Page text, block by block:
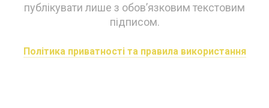
публікувати лише з обов’язковим текстовим
підписом.
Політика приватності та правила використання